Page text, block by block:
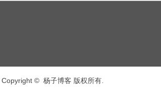
Copyright © 杨子博客 版权所有.